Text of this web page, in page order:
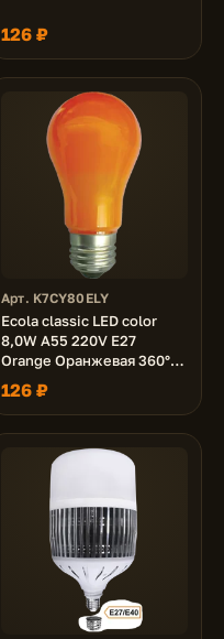
126 ₽
Арт. K7CY80ELY
Ecola classic LED color
8,0W A55 220V E27
Orange Оранжевая 360°
(композит) 108x55
126 ₽